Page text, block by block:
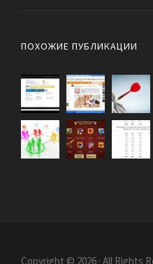
ПОХОЖИЕ ПУБЛИКАЦИИ
Copyright © 2026 · All Rights